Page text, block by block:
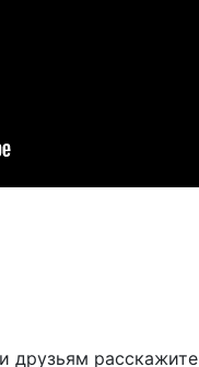
друзьям